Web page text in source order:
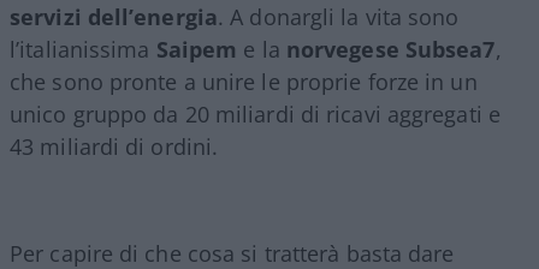
servizi dell’energia. A donargli la vita sono
l’italianissima Saipem e la norvegese Subsea7,
che sono pronte a unire le proprie forze in un
unico gruppo da 20 miliardi di ricavi aggregati e
43 miliardi di ordini.
Per capire di che cosa si tratterà basta dare